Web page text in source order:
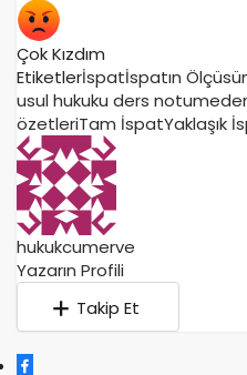
Çok Kızdım
Etiketlerİspatİspatın Ölçüsü
usul hukuku ders notu
özetleriTam İspatYaklaşık
hukukcumerve
Yazarın Profili
Takip Et